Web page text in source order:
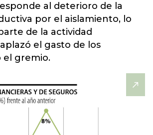
al deterioro de la
por el aislamiento, lo
de la actividad
el gasto de los
el gremio.